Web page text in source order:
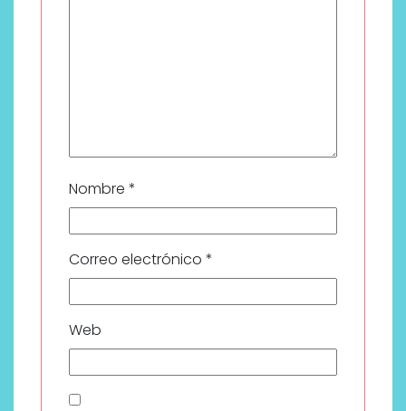
Nombre *
Correo electrónico *
Web